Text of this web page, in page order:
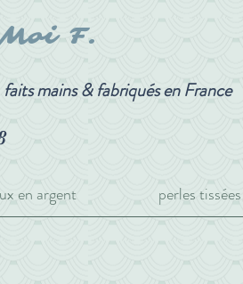
F.
mains & fabriqués en France
en argent perles tissées